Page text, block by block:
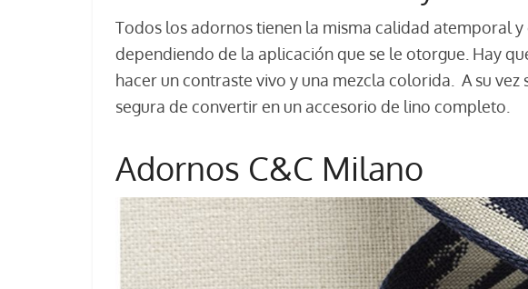
Todos los adornos tienen la misma calidad atemporal
dependiendo de la aplicación que se le otorgue. Hay
hacer un contraste vivo y una mezcla colorida. A su
segura de convertir en un accesorio de lino completo.
Adornos C&C Milano